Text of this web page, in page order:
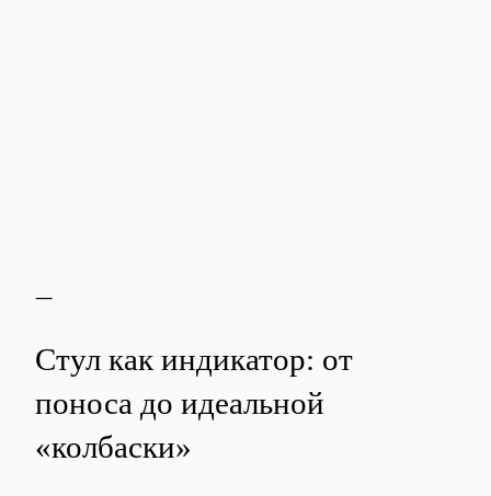
—
Стул как индикатор: от
поноса до идеальной
«колбаски»